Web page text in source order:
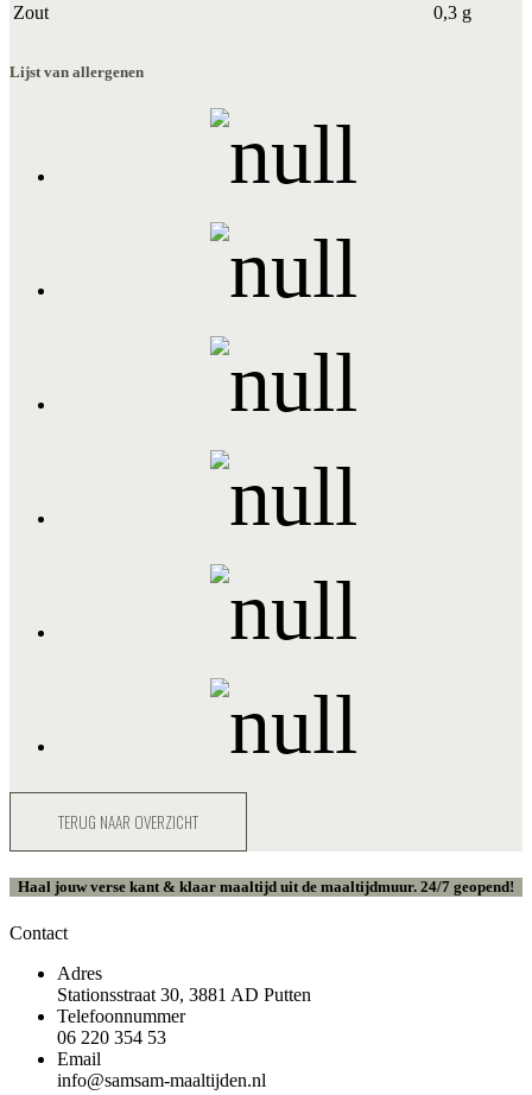
Zout 0,3 g
Lijst van allergenen
TERUG NAAR OVERZICHT
Haal jouw verse kant & klaar maaltijd uit de maaltijdmuur. 24/7 geopend!
Contact
Adres
Stationsstraat 30, 3881 AD Putten
Telefoonnummer
06 220 354 53
Email
info@samsam-maaltijden.nl